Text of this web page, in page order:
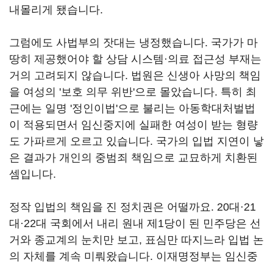
내몰리게 됐습니다.
그럼에도 사법부의 잣대는 냉정했습니다. 국가가 마
땅히 제공했어야 할 상담 시스템·의료 접근성 부재는
거의 고려되지 않습니다. 법원은 신생아 사망의 책임
을 여성의 '보호 의무 위반'으로 몰았습니다. 특히 최
근에는 일명 '정인이법'으로 불리는 아동학대처벌법
이 적용되면서 임신중지에 실패한 여성이 받는 형량
도 가파르게 오르고 있습니다. 국가의 입법 지연이 낳
은 결과가 개인의 중범죄 책임으로 교묘하게 치환된
셈입니다.
정작 입법의 책임을 진 정치권은 어떨까요. 20대·21
대 ·22대 국회에서 내리 원내 제1당이 된 민주당은 선
거와 종교계의 눈치만 보고, 표심만 따지느라 입법 논
의 자체를 계속 미뤄왔습니다. 이재명정부는 임신중